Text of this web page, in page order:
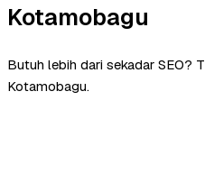
Kotamobagu
Butuh lebih dari sekadar SEO?
Kotamobagu.